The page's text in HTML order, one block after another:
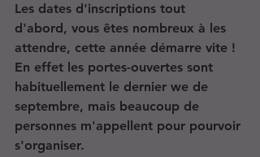
Les dates d'inscriptions tout
d'abord, vous êtes nombreux à les
attendre, cette année démarre vite !
En effet les portes-ouvertes sont
habituellement le dernier we de
septembre, mais beaucoup de
personnes m'appellent pour pourvoir
s'organiser.